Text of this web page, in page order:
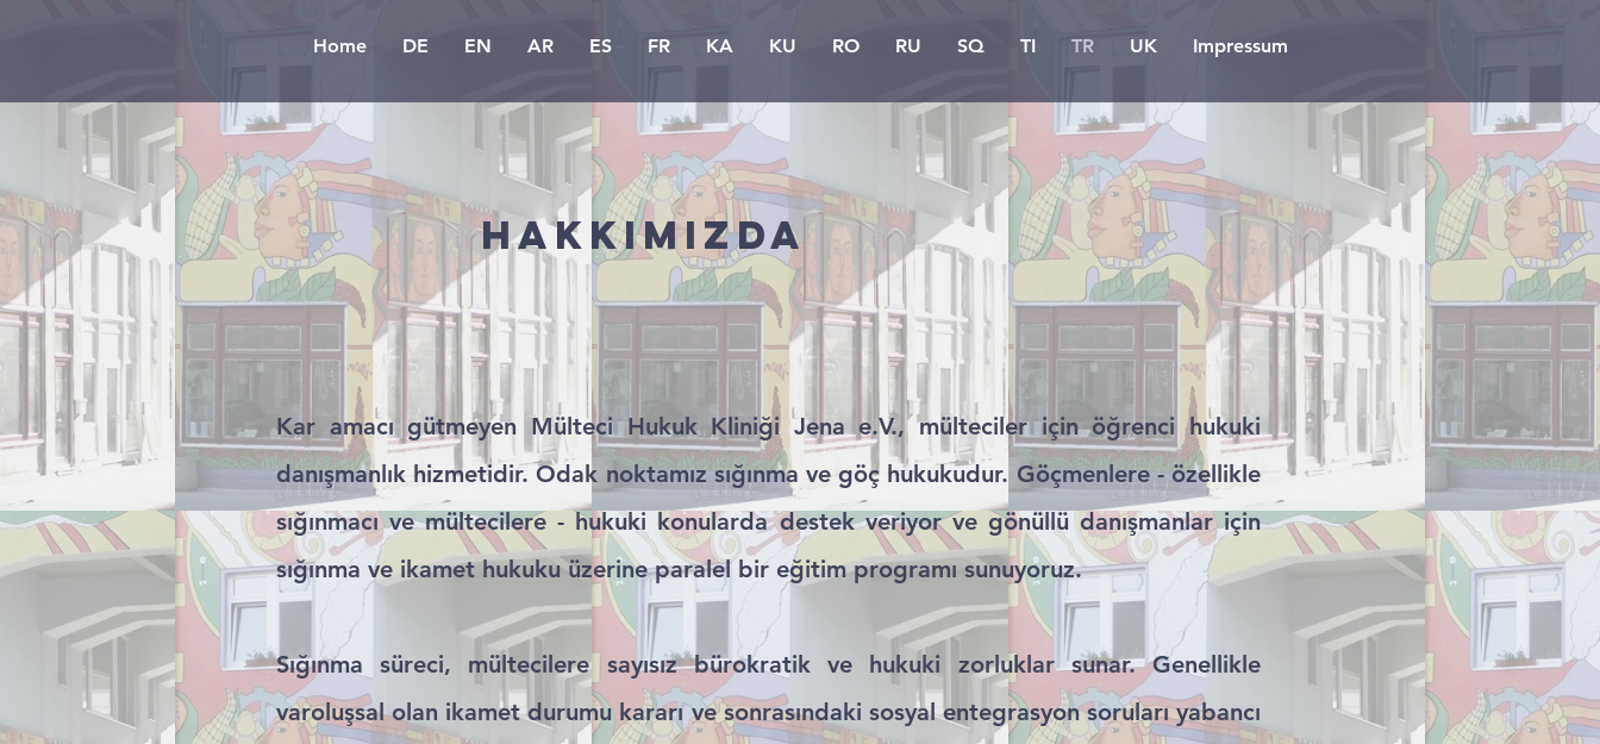
Home DE EN AR ES FR KA KU RO RU SQ TI TR UK Impressum
Hakkımızda
Kar amacı gütmeyen Mülteci Hukuk Kliniği Jena e.V., mülteciler için öğrenci hukuki
danışmanlık hizmetidir. Odak noktamız sığınma ve göç hukukudur. Göçmenlere - özellikle
sığınmacı ve mültecilere - hukuki konularda destek veriyor ve gönüllü danışmanlar için
sığınma ve ikamet hukuku üzerine paralel bir eğitim programı sunuyoruz.
Sığınma süreci, mültecilere sayısız bürokratik ve hukuki zorluklar sunar. Genellikle
varoluşsal olan ikamet durumu kararı ve sonrasındaki sosyal entegrasyon soruları yabancı